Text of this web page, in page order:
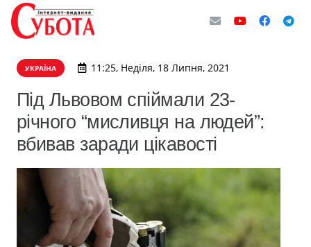
УКРАЇНА 11:25, Неділя, 18 Липня, 2021
Під Львовом спіймали 23-
річного “мисливця на людей”:
вбивав заради цікавості